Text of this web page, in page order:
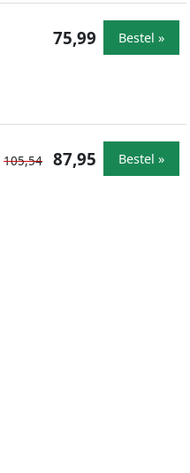
75,99 Bestel »
105,54 87,95 Bestel »